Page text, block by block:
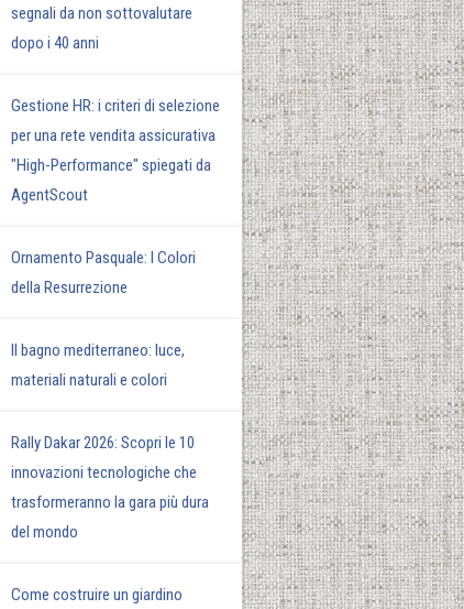
segnali da non sottovalutare
dopo i 40 anni
Gestione HR: i criteri di selezione
per una rete vendita assicurativa
"High-Performance" spiegati da
AgentScout
Ornamento Pasquale: I Colori
della Resurrezione
Il bagno mediterraneo: luce,
materiali naturali e colori
Rally Dakar 2026: Scopri le 10
innovazioni tecnologiche che
trasformeranno la gara più dura
del mondo
Come costruire un giardino